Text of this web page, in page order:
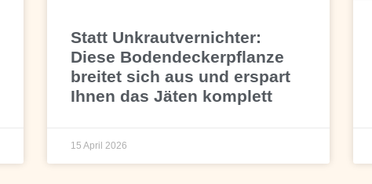
Statt Unkrautvernichter:
Diese Bodendeckerpflanze
breitet sich aus und erspart
Ihnen das Jäten komplett
15 April 2026